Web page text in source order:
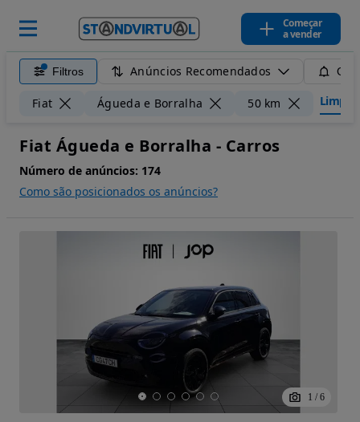
Começar
a vender
Filtros Anúncios Recomendados
Fiat Águeda e Borralha 50 km
Fiat Águeda e Borralha - Carros
Número de anúncios: 174
Como são posicionados os anúncios?
1 / 6